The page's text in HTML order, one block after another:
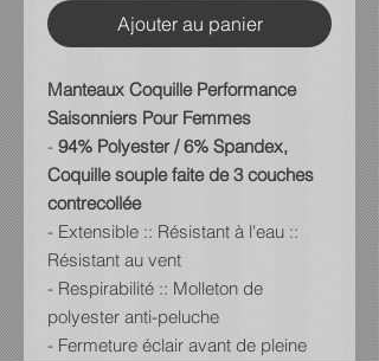
Ajouter au panier
Manteaux Coquille Performance
Saisonniers Pour Femmes
- 94% Polyester / 6% Spandex,
Coquille souple faite de 3 couches
contrecollée
- Extensible :: Résistant à l'eau ::
Résistant au vent
- Respirabilité :: Molleton de
polyester anti-peluche
- Fermeture éclair avant de pleine